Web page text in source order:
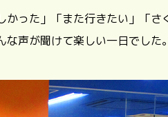
った」「また行きたい」「さ
声が聞けて楽しい一日でした。